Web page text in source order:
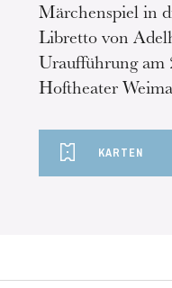
Märchenspiel in
Libretto von
Uraufführung am
Hoftheater
KARTEN